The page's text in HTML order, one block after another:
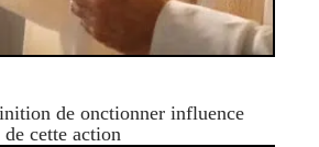
de onctionner influence
cette action